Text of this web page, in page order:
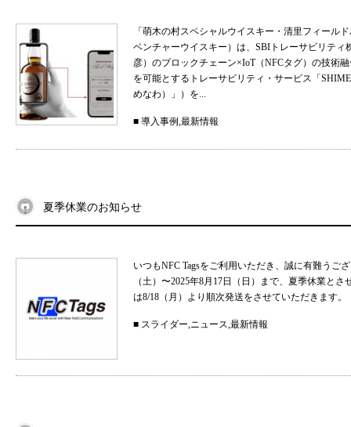
「萌木の村スペシャルウイスキー・清里フィール
ベンチャーウイスキー）は、SBIトレーサビリテ
彦）のブロックチェーン×IoT（NFCタグ）の技術
を可能とするトレーサビリティ・サービス「
めなわ）」）を...
■ 導入事例,最新情報
夏季休業のお知らせ
いつもNFC Tagsをご利用いただき、誠に有難う
（土）〜2025年8月17日（日）まで、夏季休業と
は8/18（月）より順次発送をさせていただきま
■ スライダー,ニュース,最新情報